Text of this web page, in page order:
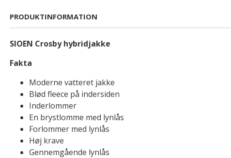
PRODUKTINFORMATION
SIOEN Crosby hybridjakke
Fakta
Moderne vatteret jakke
Blød fleece på indersiden
Inderlommer
En brystlomme med lynlås
Forlommer med lynlås
Høj krave
Gennemgående lynlås